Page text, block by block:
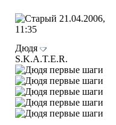
21.04.2006,
11:35
Дюдя
S.K.A.T.E.R.